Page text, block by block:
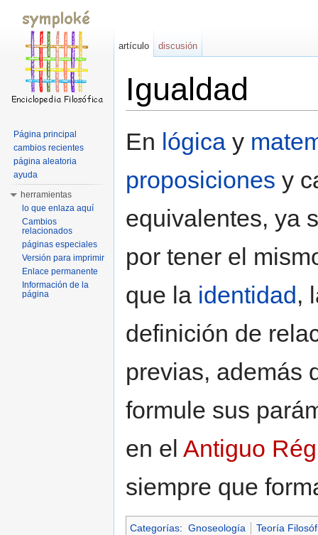
Igualdad
En lógica y
proposiciones y
equivalentes, ya
por tener el
que la identidad ,
definición de
previas, además
formule sus
en el Antiguo
siempre que
Categorías: Gnoseología Teoría
artículo discusión
Página principal
cambios recientes
página aleatoria
ayuda
herramientas
lo que enlaza aquí
Cambios
relacionados
páginas especiales
Versión para imprimir
Enlace permanente
Información de la
página